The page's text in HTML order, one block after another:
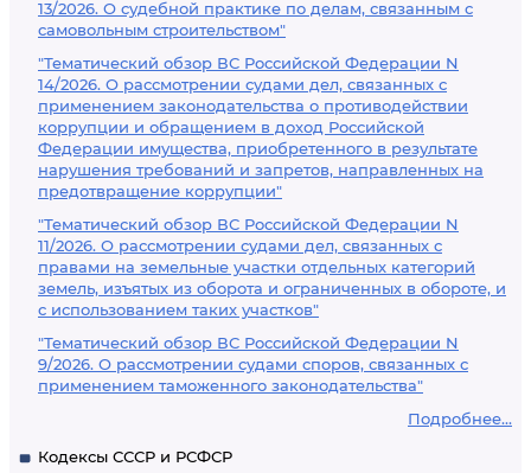
13/2026. О судебной практике по делам, связанным с
самовольным строительством"
"Тематический обзор ВС Российской Федерации N
14/2026. О рассмотрении судами дел, связанных с
применением законодательства о противодействии
коррупции и обращением в доход Российской
Федерации имущества, приобретенного в результате
нарушения требований и запретов, направленных на
предотвращение коррупции"
"Тематический обзор ВС Российской Федерации N
11/2026. О рассмотрении судами дел, связанных с
правами на земельные участки отдельных категорий
земель, изъятых из оборота и ограниченных в обороте, и
с использованием таких участков"
"Тематический обзор ВС Российской Федерации N
9/2026. О рассмотрении судами споров, связанных с
применением таможенного законодательства"
Подробнее...
Кодексы СССР и РСФСР